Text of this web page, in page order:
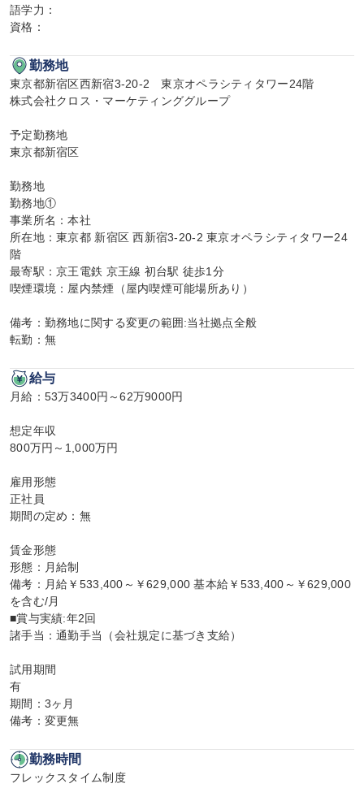
語学力：
資格：
勤務地
東京都新宿区西新宿3-20-2　東京オペラシティタワー24階
株式会社クロス・マーケティンググループ
予定勤務地
東京都新宿区
勤務地
勤務地①
事業所名：本社
所在地：東京都 新宿区 西新宿3-20-2 東京オペラシティタワー24
階
最寄駅：京王電鉄 京王線 初台駅 徒歩1分
喫煙環境：屋内禁煙（屋内喫煙可能場所あり）
備考：勤務地に関する変更の範囲:当社拠点全般
転勤：無
給与
月給：53万3400円～62万9000円
想定年収
800万円～1,000万円
雇用形態
正社員
期間の定め：無
賃金形態
形態：月給制
備考：月給￥533,400～￥629,000 基本給￥533,400～￥629,000
を含む/月
■賞与実績:年2回
諸手当：通勤手当（会社規定に基づき支給）
試用期間
有
期間：3ヶ月
備考：変更無
勤務時間
フレックスタイム制度